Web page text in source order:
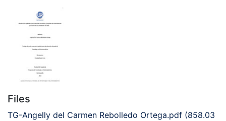
Files
TG-Angelly del Carmen Rebolledo Ortega.pdf (858.03